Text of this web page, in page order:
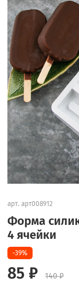
арт. арт008912
Форма
4 ячейки
-39%
85 ₽
140 ₽